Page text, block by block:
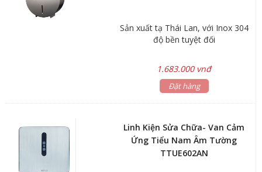
Sản xuất tạ Thái Lan, với Inox 304
độ bền tuyệt đối
1.683.000 vnđ
Đặt hàng
Linh Kiện Sửa Chữa- Van Cảm
Ứng Tiểu Nam Âm Tường
TTUE602AN